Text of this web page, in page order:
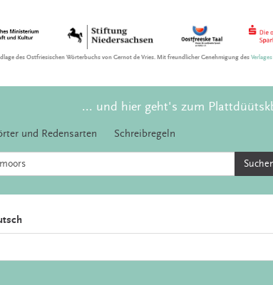
des Ostfriesischen Wörterbuchs von Gernot de Vries. Mit freundlicher Genehmigung des
... und hier geht's zum
und Redensarten Schreibregeln